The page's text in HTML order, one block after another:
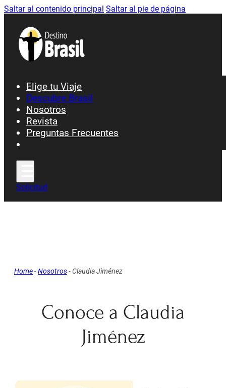
Saltar al contenido principal Saltar al pie de página
Elige tu Viaje
Descubre Brasil
Ciudades y Patrimonio
Fiesta y Carnavales
Selva y Naturaleza
Nosotros
Revista
Preguntas Frecuentes
Solicitud
Home-Nosotros-Claudia Jiménez
Conoce a Claudia
Jiménez